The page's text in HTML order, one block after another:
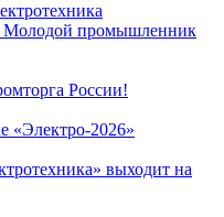
Молодой промышленник
России!
«Электро-2026»
выходит на